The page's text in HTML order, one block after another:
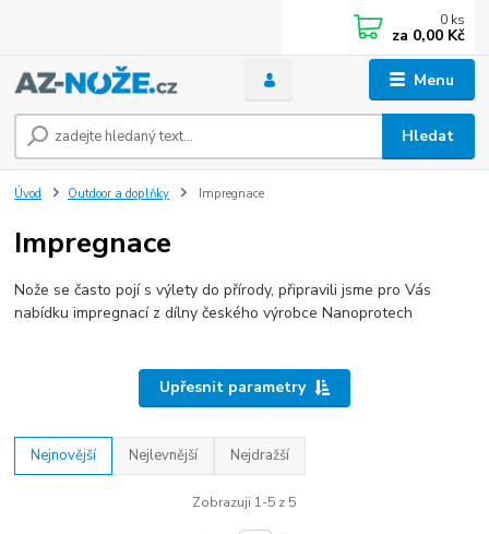
Menu
Hledat
0 ks
za 0,00 Kč
Úvod Outdoor a doplňky Impregnace
Impregnace
Nože se často pojí s výlety do přírody, připravili jsme pro Vás
nabídku impregnací z dílny českého výrobce Nanoprotech
Upřesnit parametry
Nejnovější Nejlevnější Nejdražší
Zobrazuji 1-5 z 5